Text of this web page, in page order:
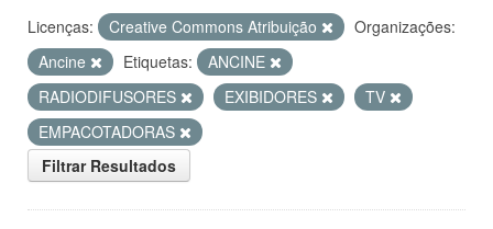
Licenças: Creative Commons Atribuição
Organizações:
Ancine
Etiquetas:
ANCINE
RADIODIFUSORES
EXIBIDORES
TV
EMPACOTADORAS
Filtrar Resultados